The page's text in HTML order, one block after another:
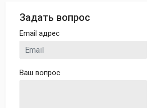
Задать вопрос
Email адрес
Ваш вопрос